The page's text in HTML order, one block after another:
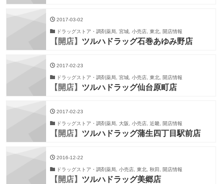
2017-03-02
ドラッグストア・調剤薬局, 宮城, 小売店, 東北, 開店情報
【開店】 ツルハドラッグ石巻あゆみ野店
2017-02-23
ドラッグストア・調剤薬局, 宮城, 小売店, 東北, 開店情報
【開店】 ツルハドラッグ仙台原町店
2017-02-23
ドラッグストア・調剤薬局, 大阪, 小売店, 近畿, 開店情報
【開店】 ツルハドラッグ蒲生四丁目駅前店
2016-12-22
ドラッグストア・調剤薬局, 小売店, 東北, 秋田, 開店情報
【開店】 ツルハドラッグ美郷店